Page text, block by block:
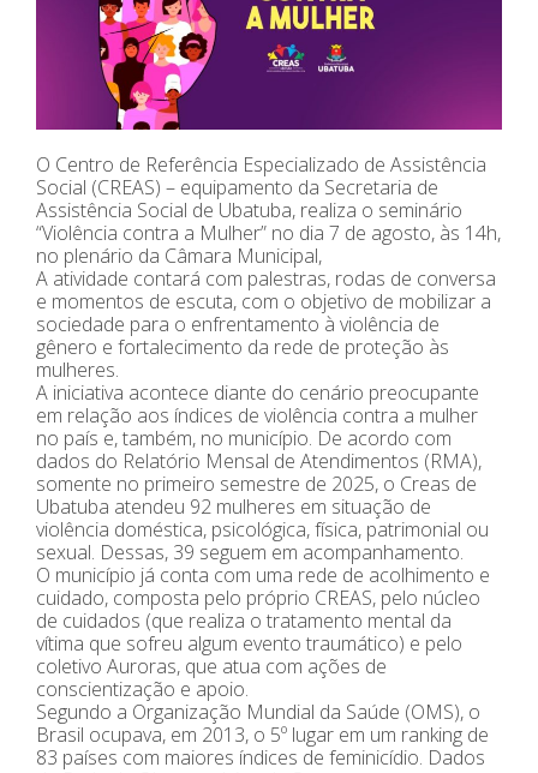
O Centro de Referência Especializado de Assistência
Social (CREAS) – equipamento da Secretaria de
Assistência Social de Ubatuba, realiza o seminário
“Violência contra a Mulher” no dia 7 de agosto, às 14h,
no plenário da Câmara Municipal,
A atividade contará com palestras, rodas de conversa
e momentos de escuta, com o objetivo de mobilizar a
sociedade para o enfrentamento à violência de
gênero e fortalecimento da rede de proteção às
mulheres.
A iniciativa acontece diante do cenário preocupante
em relação aos índices de violência contra a mulher
no país e, também, no município. De acordo com
dados do Relatório Mensal de Atendimentos (RMA),
somente no primeiro semestre de 2025, o Creas de
Ubatuba atendeu 92 mulheres em situação de
violência doméstica, psicológica, física, patrimonial ou
sexual. Dessas, 39 seguem em acompanhamento.
O município já conta com uma rede de acolhimento e
cuidado, composta pelo próprio CREAS, pelo núcleo
de cuidados (que realiza o tratamento mental da
vítima que sofreu algum evento traumático) e pelo
coletivo Auroras, que atua com ações de
conscientização e apoio.
Segundo a Organização Mundial da Saúde (OMS), o
Brasil ocupava, em 2013, o 5º lugar em um ranking de
83 países com maiores índices de feminicídio. Dados